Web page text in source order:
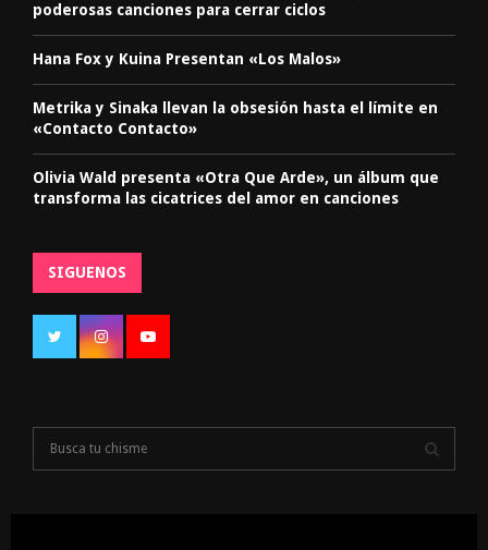
poderosas canciones para cerrar ciclos
Hana Fox y Kuina Presentan «Los Malos»
Metrika y Sinaka llevan la obsesión hasta el límite en
«Contacto Contacto»
Olivia Wald presenta «Otra Que Arde», un álbum que
transforma las cicatrices del amor en canciones
SIGUENOS